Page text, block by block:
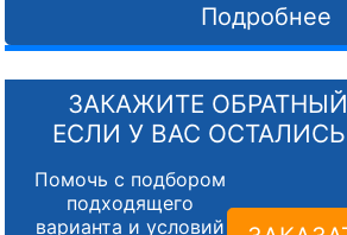
Подробнее
ЗАКАЖИТЕ
ЕСЛИ У ВАС
Помочь с подбором
подходящего
варианта и условий